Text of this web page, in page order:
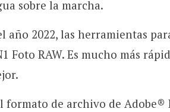
sobre la marcha.
año 2022, las herramientas
Foto RAW. Es mucho más
formato de archivo de Adobe®